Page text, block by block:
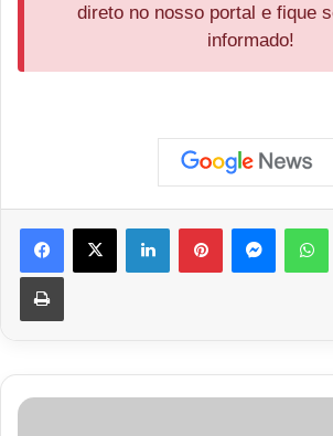
direto no nosso portal e fique
informado!
Facebook
X LinkedinPinterest
Imprimir
Grave